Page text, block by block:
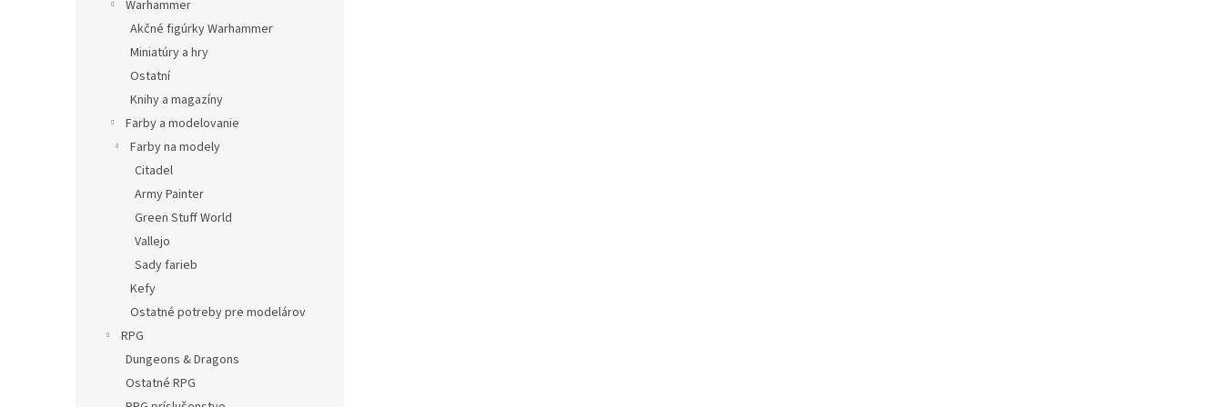
Warhammer
Akčné figúrky Warhammer
Miniatúry a hry
Ostatní
Knihy a magazíny
Farby a modelovanie
Farby na modely
Citadel
Army Painter
Green Stuff World
Vallejo
Sady farieb
Kefy
Ostatné potreby pre modelárov
RPG
Dungeons & Dragons
Ostatné RPG